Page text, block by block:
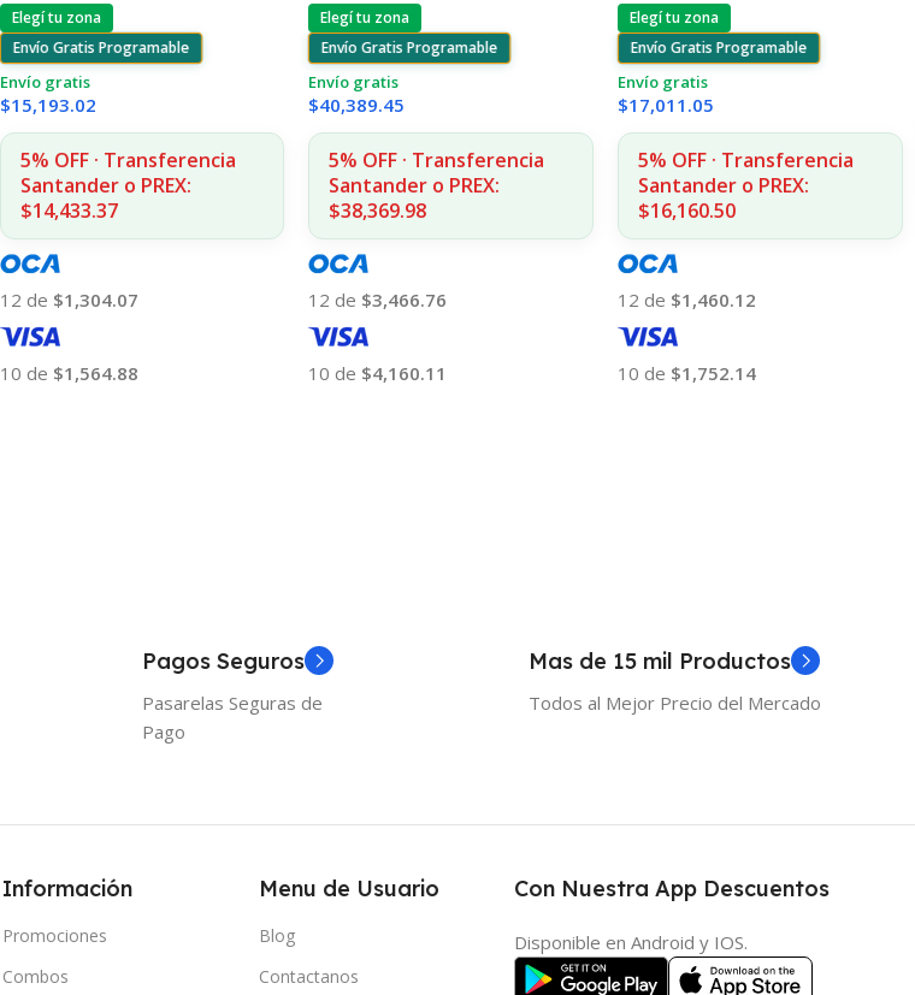
Elegí tu zona
Envío Gratis Programable
Envío gratis
$15,193.02
5% OFF · Transferencia
Santander o PREX:
$14,433.37
12 de $1,304.07
10 de $1,564.88
Elegí tu zona
Envío Gratis Programable
Envío gratis
$40,389.45
5% OFF · Transferencia
Santander o PREX:
$38,369.98
12 de $3,466.76
10 de $4,160.11
Elegí tu zona
Envío Gratis Programable
Envío gratis
$17,011.05
5% OFF · Transferencia
Santander o PREX:
$16,160.50
12 de $1,460.12
10 de $1,752.14
Pagos Seguros
Pasarelas Seguras de
Pago
Mas de 15 mil Productos
Todos al Mejor Precio del Mercado
Información
Promociones
Combos
Menu de Usuario
Blog
Contactanos
Con Nuestra App Descuentos
Disponible en Android y IOS.